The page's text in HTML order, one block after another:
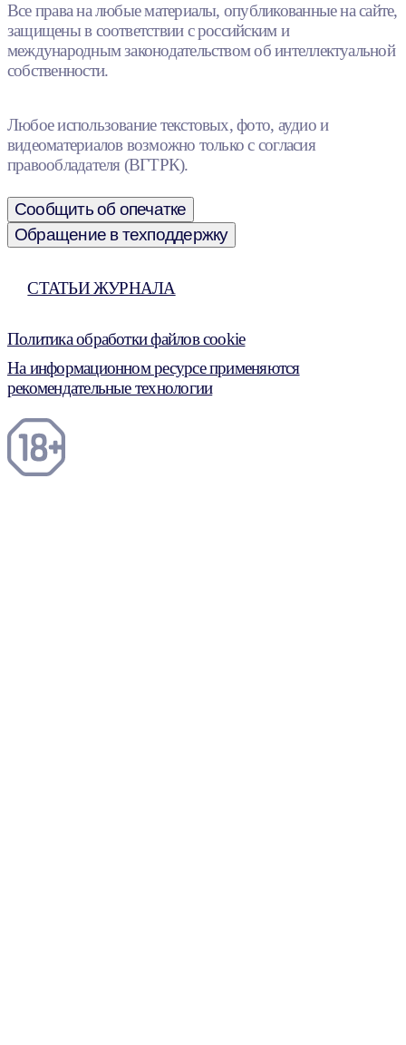
Все права на любые материалы, опубликованные на сайте,
защищены в соответствии с российским и
международным законодательством об интеллектуальной
собственности.
Любое использование текстовых, фото, аудио и
видеоматериалов возможно только с согласия
правообладателя (ВГТРК).
Сообщить об опечатке
Обращение в техподдержку
СТАТЬИ ЖУРНАЛА
Политика обработки файлов cookie
На информационном ресурсе применяются
рекомендательные технологии